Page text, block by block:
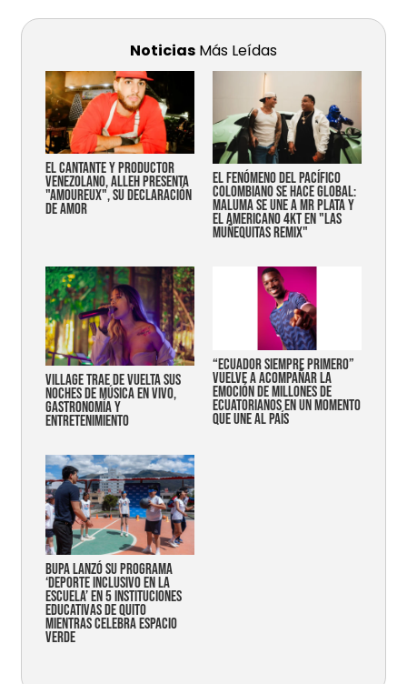
Noticias Más Leídas
EL CANTANTE Y PRODUCTOR
VENEZOLANO, ALLEH PRESENTA
"AMOUREUX", SU DECLARACIÓN
DE AMOR
EL FENÓMENO DEL PACÍFICO
COLOMBIANO SE HACE GLOBAL:
MALUMA SE UNE A MR PLATA Y
EL AMERICANO 4KT EN "LAS
MUÑEQUITAS REMIX"
Village trae de vuelta sus
noches de música en vivo,
gastronomía y
entretenimiento
“Ecuador siempre primero”
vuelve a acompañar la
emoción de millones de
ecuatorianos en un momento
que une al país
Bupa lanzó su programa
‘Deporte Inclusivo en la
Escuela’ en 5 instituciones
educativas de Quito
mientras celebra espacio
verde